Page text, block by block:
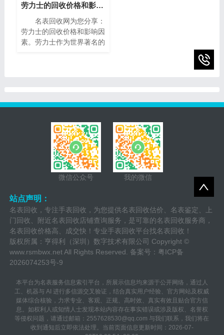
价。
劳力士的回收价格和影响因素(影响劳力士回收价格的因素)
名表回收网为您分享：
劳力士的回收价格和影响因
素。劳力士作为世界著名的
微信公众号 我的微信
站点声明：
名表回收，专注手表回收，为您提供名表回收估价、名表鉴定、上
门回收、附近名表回收店铺查询服务，是可靠的名表回收服务商，
名表回收价格高、成交快！专业手表回收平台找名表回收！
版权所属：亨得利（深圳）数字技术有限公司 Copyright ©
www.rsmbwx.netAll Rights Reserved. 备案号： 粤ICP备
2026074253号-9
本平台为名表服务信息索引平台，所展示信息均来源于公开网络，通过人
工、机器与 AI 进行多信源交叉验证，结合真实用户经验、官方网站及权威
媒体综合核验，力求专业、客观、正规、高时效、真实有效且贴合官方信
息。如权利人或知情人士发现本站内容存在事实错误或涉及版权、名誉权
等侵权问题，请通过邮箱：2557628530@qq.com 与我们联系，我们将在
收到通知后立即依法处理。当前页面信息更新时间：2026-07-